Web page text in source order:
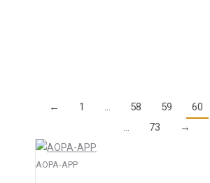
← 1 … 58 59 60
…
73 →
AOPA-APP